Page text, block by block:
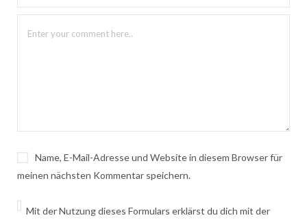
Name, E-Mail-Adresse und Website in diesem Browser für
meinen nächsten Kommentar speichern.
Mit der Nutzung dieses Formulars erklärst du dich mit der